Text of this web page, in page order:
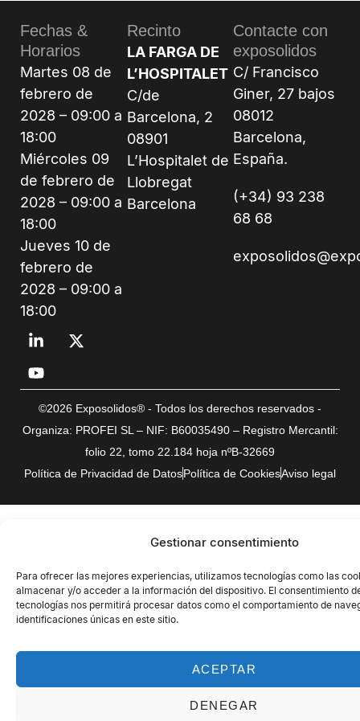
Gestionar consentimiento
Para ofrecer las mejores experiencias, utilizamos tecnologías como las
almacenar y/o acceder a la información del dispositivo. El consentimiento
tecnologías nos permitirá procesar datos como el comportamiento de
identificaciones únicas en este sitio.
ACEPTAR
DENEGAR
Fechas &
Horarios
Martes 08 de
febrero de
2028 – 09:00 a
18:00
Miércoles 09
de febrero de
2028 – 09:00 a
18:00
Jueves 10 de
febrero de
2028 – 09:00 a
18:00
Recinto
LA FARGA DE
L’HOSPITALET
C/de
Barcelona, 2
08901
L’Hospitalet de
Llobregat
Barcelona
Contacte con
exposolidos
C/ Francisco
Giner, 27 bajos
08012
Barcelona,
España.
(+34) 93 238
68 68
©2026 Exposolidos® - Todos los derechos reservados -
Organiza: PROFEI SL – NIF: B60035490 – Registro Mercantil:
folio 22, tomo 22.184 hoja nºB-32669
Política de Privacidad de DatosPolítica de CookiesAviso legal